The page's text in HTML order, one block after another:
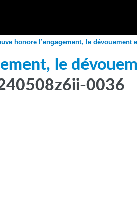
honore l’engagement, le
le
0036